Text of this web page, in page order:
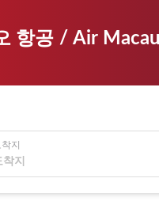
항공 / Air
지